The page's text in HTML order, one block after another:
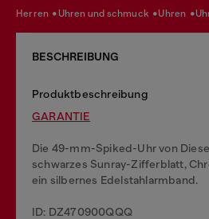
herren uhren und schmuck uhren
BESCHREIBUNG
Produktbeschreibung
GARANTIE
Die 49-mm-Spiked-Uhr von
schwarzes Sunray-Zifferblatt,
ein silbernes Edelstahlarmband.
ID: DZ470900QQQ